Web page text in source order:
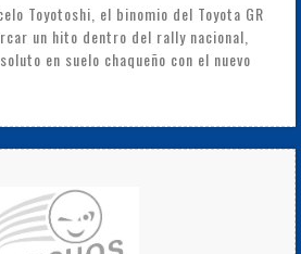
Toyotoshi, el binomio del Toyota GR
un hito dentro del rally nacional,
en suelo chaqueño con el nuevo